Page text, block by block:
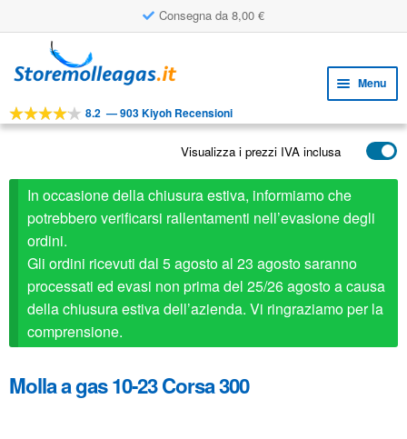
Consegna da 8,00 €
alla
al
Menu
STRUMENTI
il
menu
child
child
APPLICAZIONI
SERVIZIO CLIENTI
child
FAQ
8.2 —903 Kiyoh Recensioni
Visualizza i prezzi IVA inclusa
In occasione della chiusura estiva, informiamo che
potrebbero verificarsi rallentamenti nell’evasione degli
ordini.
Gli ordini ricevuti dal 5 agosto al 23 agosto saranno
processati ed evasi non prima del 25/26 agosto a causa
della chiusura estiva dell’azienda. Vi ringraziamo per la
comprensione.
Molla a gas 10-23 Corsa 300